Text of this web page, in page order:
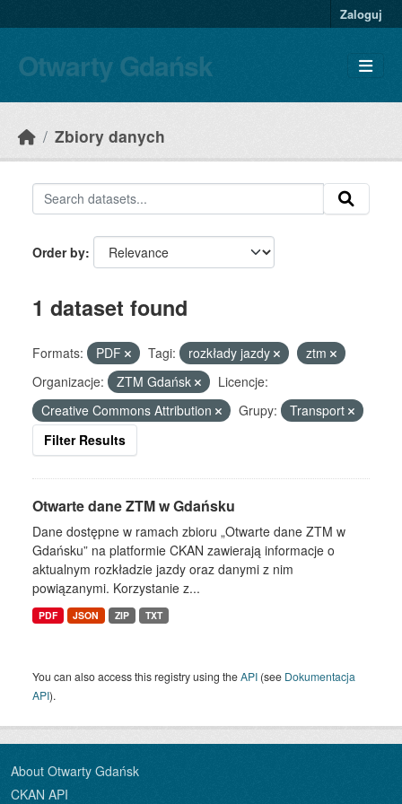
Zaloguj
Otwarty Gdańsk
Zbiory danych
Order by
1 dataset found
Formats: PDF Tagi: rozkłady jazdy
ztm
Organizacje:
ZTM Gdańsk
Licencje:
Creative Commons Attribution
Grupy:
Transport
Filter Results
Otwarte dane ZTM w Gdańsku
Dane dostępne w ramach zbioru „Otwarte dane ZTM w
Gdańsku” na platformie CKAN zawierają informacje o
aktualnym rozkładzie jazdy oraz danymi z nim
powiązanymi. Korzystanie z...
PDF JSON ZIP TXT
You can also access this registry using theAPI (see Dokumentacja
API).
About Otwarty Gdańsk
CKAN API